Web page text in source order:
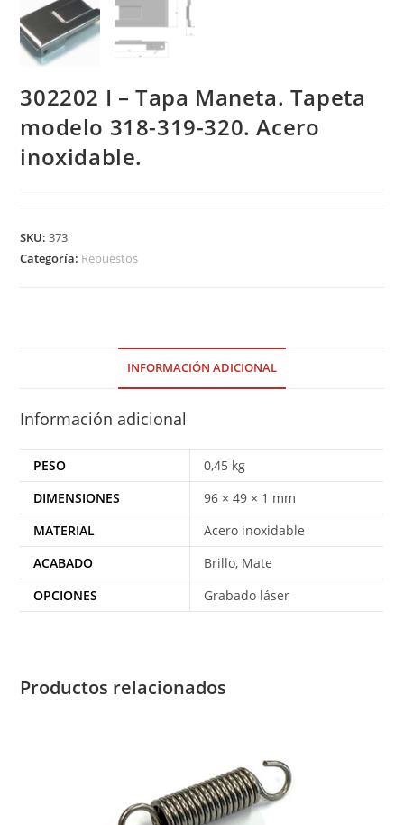
302202 I – Tapa Maneta. Tapeta
modelo 318-319-320. Acero
inoxidable.
SKU:373
Categoría: Repuestos
INFORMACIÓN ADICIONAL
Información adicional
PESO
0,45 kg
DIMENSIONES
96 × 49 × 1 mm
MATERIAL
Acero inoxidable
ACABADO
Brillo, Mate
OPCIONES
Grabado láser
Productos relacionados